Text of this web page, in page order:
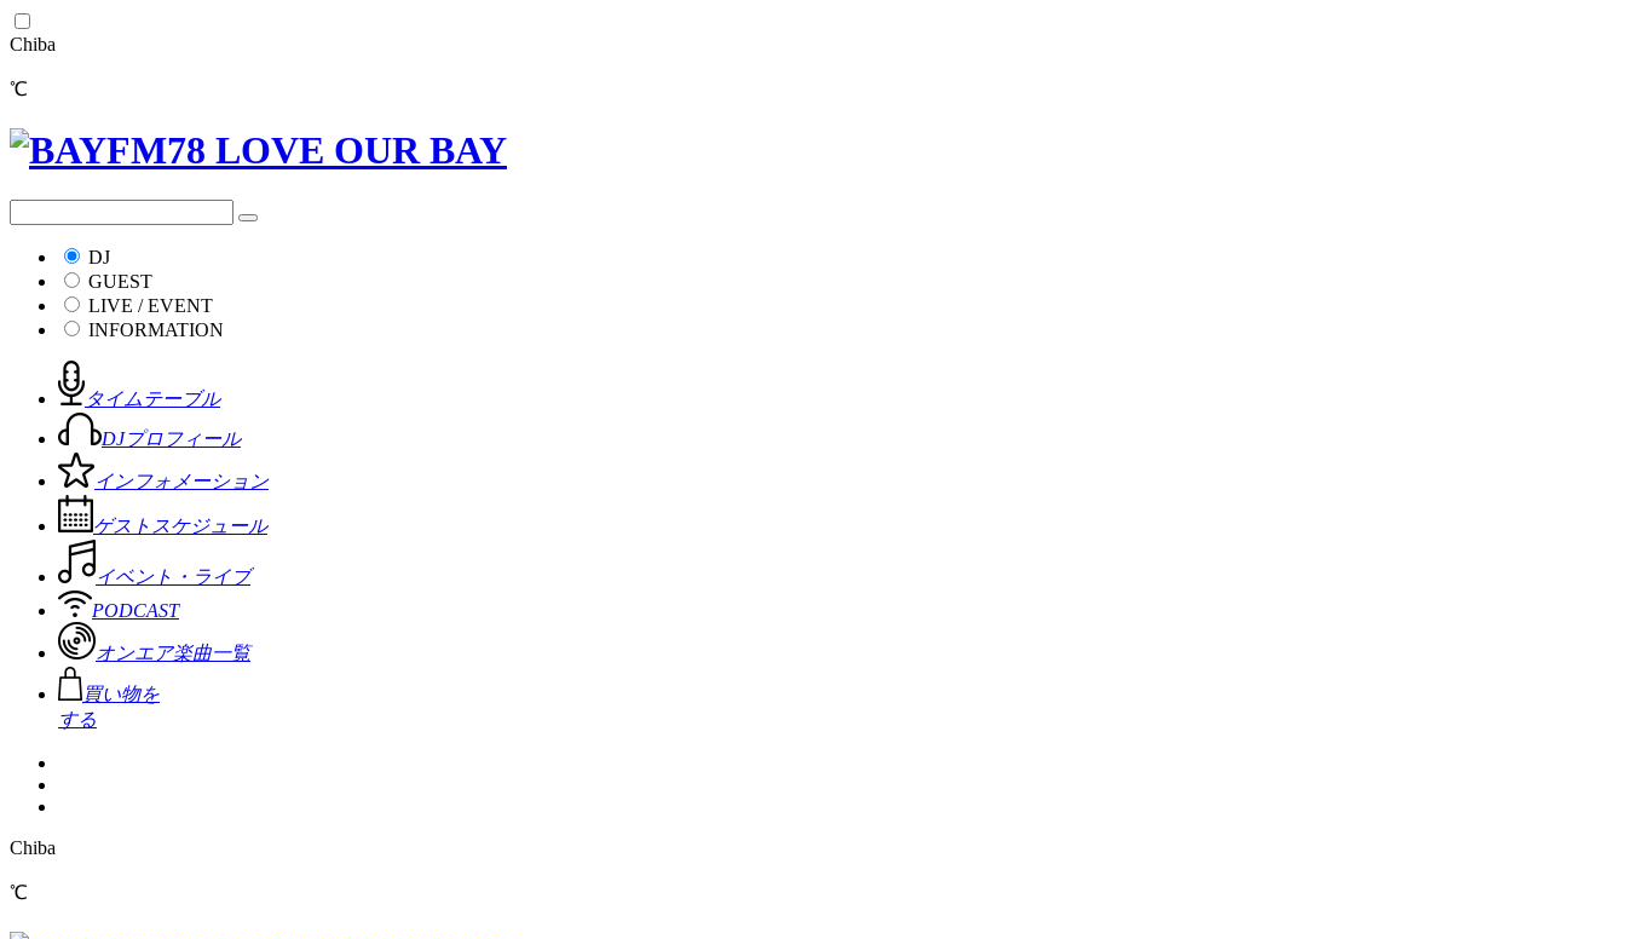
Chiba
℃
DJ
GUEST
LIVE / EVENT
INFORMATION
タイムテーブル
DJプロフィール
インフォメーション
ゲストスケジュール
イベント・ライブ
PODCAST
オンエア楽曲一覧
買い物を
する
Chiba
℃